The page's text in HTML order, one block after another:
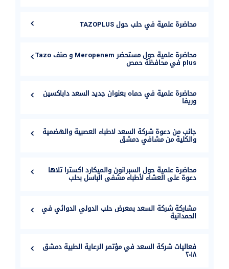
محاضرة علمية في حلب حول TAZOPLUS
محاضرة علمية حول مستحضر Meropenem و صنف Tazo
plus في محافظة حمص
محاضرة علمية في حماه بعنوان جديد السعد داباكسين
وريفا
جانب من دعوة شركة السعد لاطباء العصبية والهضمية
والكلية من مشافي دمشق
محاضرة علمية حول السبرانون والميكارد اكسترا تلاها
دعوة على العشاء لأطباء مشفى الباسل بحلب
مشاركة شركة السعد بمعرض حلب الدولي الدوائي في
الحمدانية
فعاليات شركة السعد في مؤتمر الرعاية الطبية دمشق
٢٠١٨